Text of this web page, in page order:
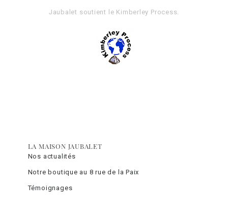
Jaubalet soutient le Kimberley Process
LA MAISON JAUBALET
Nos actualités
Notre boutique au 8 rue de la Paix
Témoignages